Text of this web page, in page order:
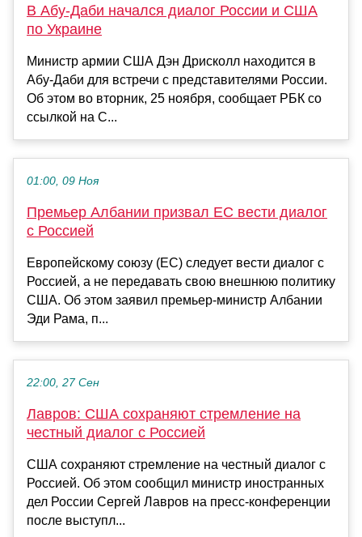
В Абу-Даби начался диалог России и США
по Украине
Министр армии США Дэн Дрисколл находится в
Абу-Даби для встречи с представителями России.
Об этом во вторник, 25 ноября, сообщает РБК со
ссылкой на C...
01:00, 09 Ноя
Премьер Албании призвал ЕС вести диалог
с Россией
Европейскому союзу (ЕС) следует вести диалог с
Россией, а не передавать свою внешнюю политику
США. Об этом заявил премьер-министр Албании
Эди Рама, п...
22:00, 27 Сен
Лавров: США сохраняют стремление на
честный диалог с Россией
США сохраняют стремление на честный диалог с
Россией. Об этом сообщил министр иностранных
дел России Сергей Лавров на пресс-конференции
после выступл...